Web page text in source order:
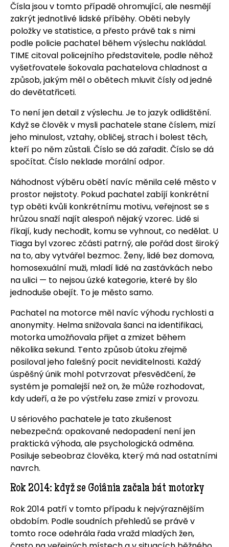
Čísla jsou v tomto případě ohromující, ale nesmějí
zakrýt jednotlivé lidské příběhy. Oběti nebyly
položky ve statistice, a přesto právě tak s nimi
podle policie pachatel během výslechu nakládal.
TIME citoval policejního představitele, podle něhož
vyšetřovatele šokovala pachatelova chladnost a
způsob, jakým měl o obětech mluvit čísly od jedné
do devětatřiceti.
To není jen detail z výslechu. Je to jazyk odlidštění.
Když se člověk v mysli pachatele stane číslem, mizí
jeho minulost, vztahy, obličej, strach i bolest těch,
kteří po něm zůstali. Číslo se dá zařadit. Číslo se dá
spočítat. Číslo neklade morální odpor.
Náhodnost výběru obětí navíc měnila celé město v
prostor nejistoty. Pokud pachatel zabíjí konkrétní
typ oběti kvůli konkrétnímu motivu, veřejnost se s
hrůzou snaží najít alespoň nějaký vzorec. Lidé si
říkají, kudy nechodit, komu se vyhnout, co nedělat. U
Tiaga byl vzorec zčásti patrný, ale pořád dost široký
na to, aby vytvářel bezmoc. Ženy, lidé bez domova,
homosexuální muži, mladí lidé na zastávkách nebo
na ulici — to nejsou úzké kategorie, které by šlo
jednoduše obejít. To je město samo.
Pachatel na motorce měl navíc výhodu rychlosti a
anonymity. Helma snižovala šanci na identifikaci,
motorka umožňovala přijet a zmizet během
několika sekund. Tento způsob útoku zřejmě
posiloval jeho falešný pocit neviditelnosti. Každý
úspěšný únik mohl potvrzovat přesvědčení, že
systém je pomalejší než on, že může rozhodovat,
kdy udeří, a že po výstřelu zase zmizí v provozu.
U sériového pachatele je tato zkušenost
nebezpečná: opakované nedopadení není jen
praktická výhoda, ale psychologická odměna.
Posiluje sebeobraz člověka, který má nad ostatními
navrch.
Rok 2014: když se Goiânia začala bát motorky
Rok 2014 patří v tomto případu k nejvýraznějším
obdobím. Podle soudních přehledů se právě v
tomto roce odehrála řada vražd mladých žen,